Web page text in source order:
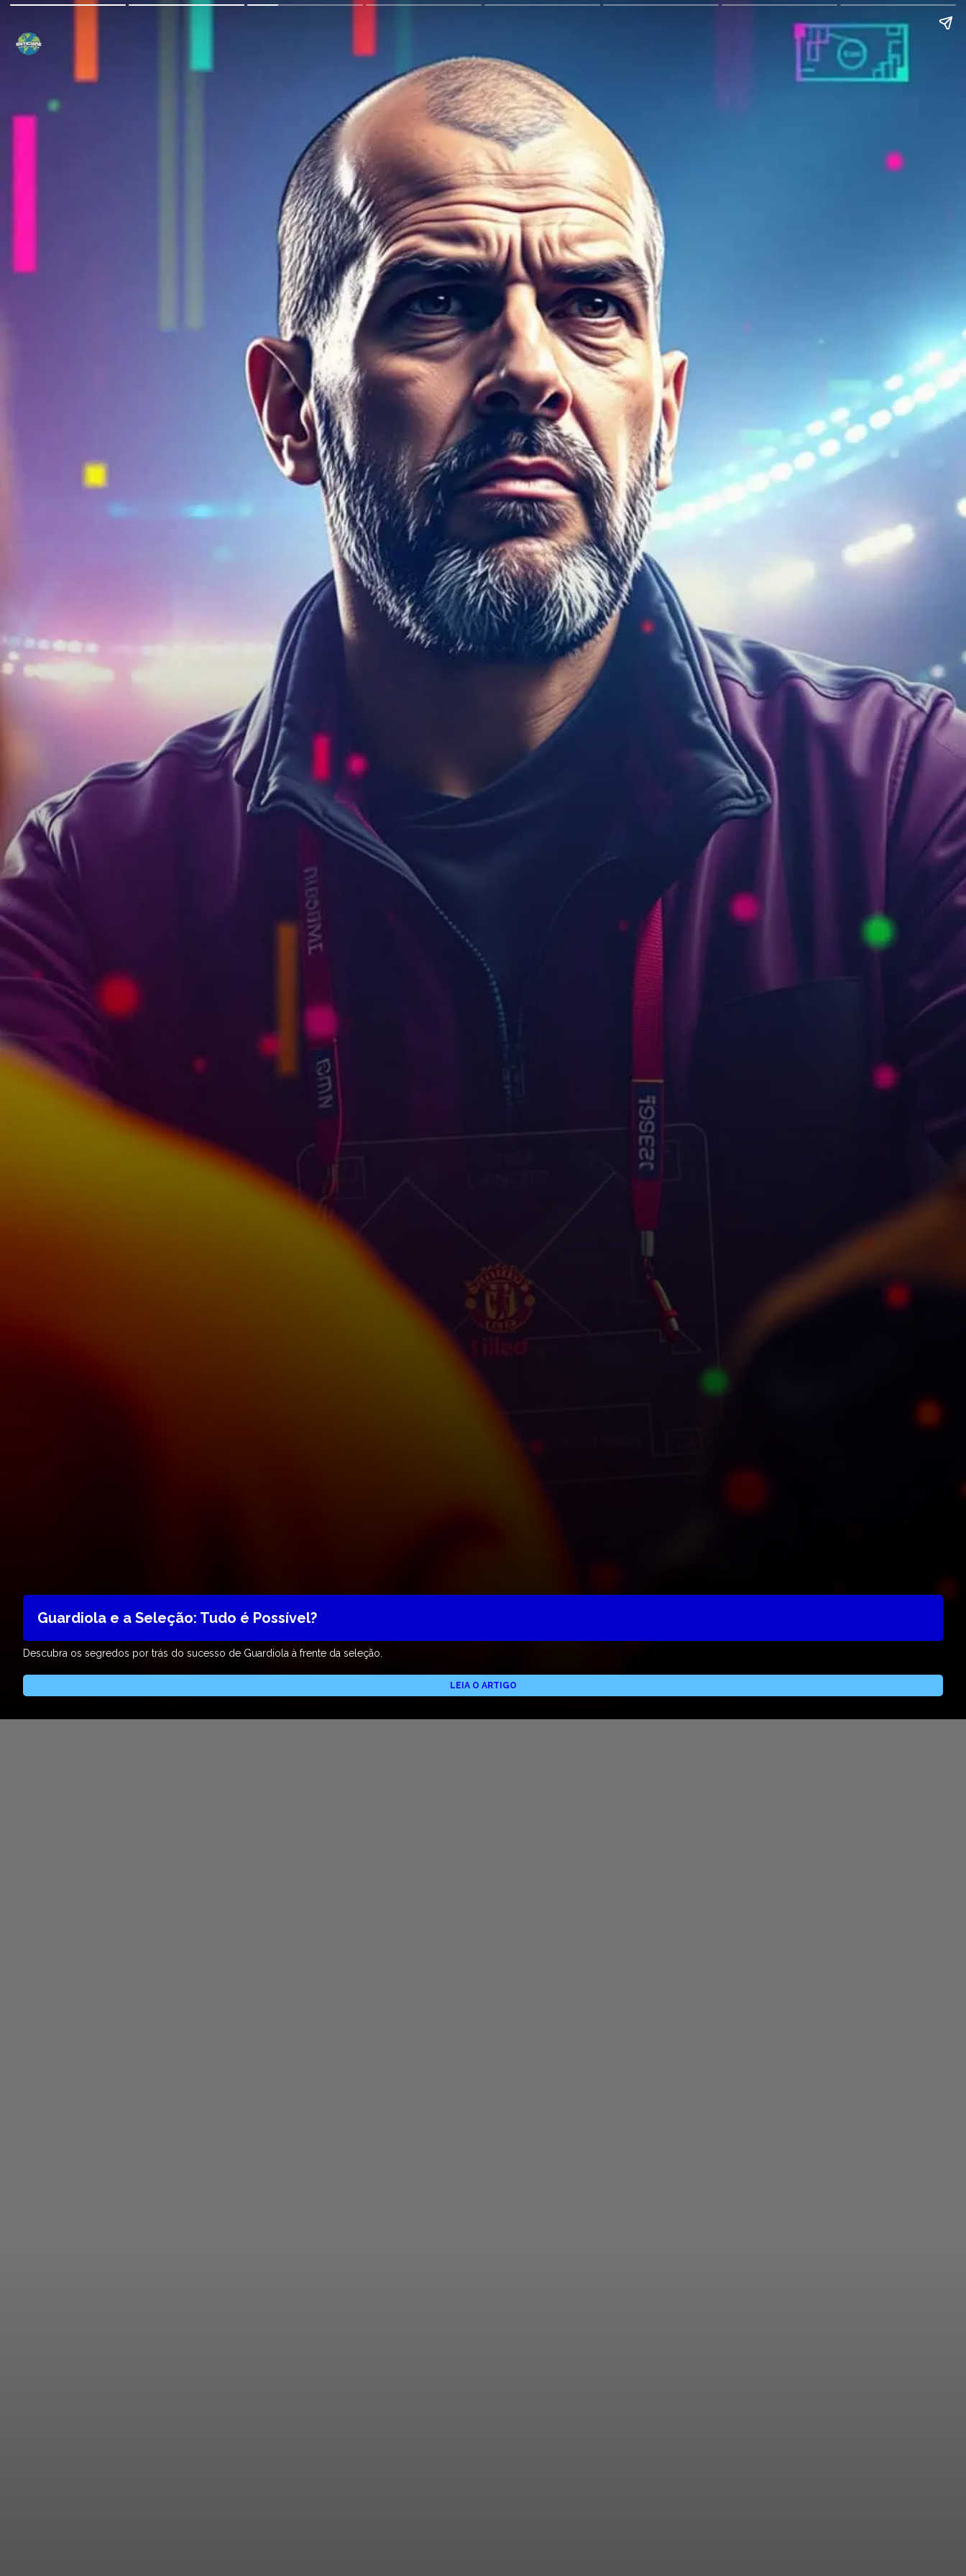
Guardiola e a Seleção: Tudo é Possível?
Descubra os segredos por trás do sucesso de Guardiola à frente da seleção.
LEIA O ARTIGO